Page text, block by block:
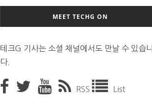
MEET TECHG ON
테크G 기사는 소셜 채널에서도 만날 수 있습니
다.
RSS List